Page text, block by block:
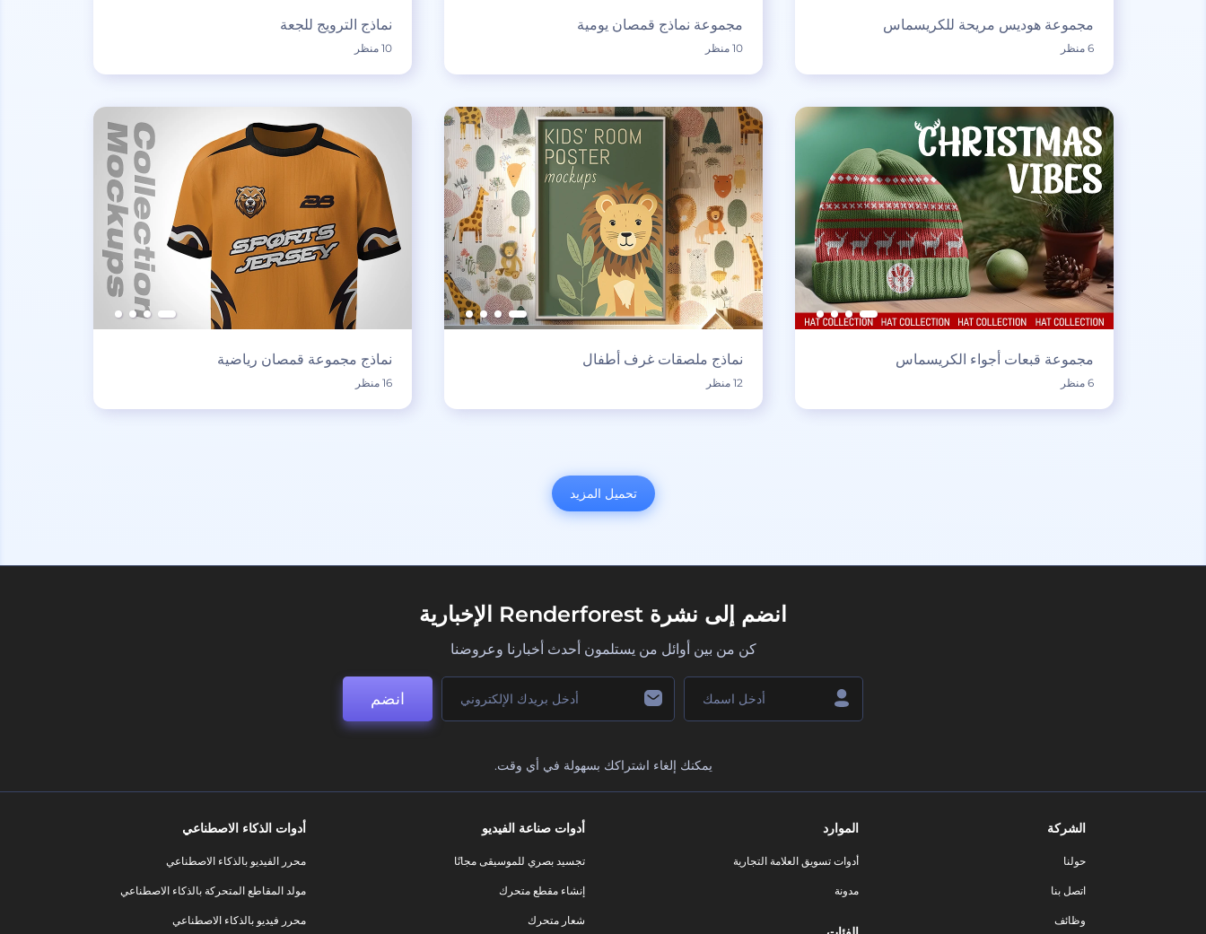
مجموعة هوديس مريحة للكريسماس
6 منظر
مجموعة نماذج قمصان يومية
10 منظر
نماذج الترويج للجعة
10 منظر
مجموعة قبعات أجواء الكريسماس
6 منظر
نماذج ملصقات غرف أطفال
12 منظر
نماذج مجموعة قمصان رياضية
16 منظر
تحميل المزيد
انضم إلى نشرة Renderforest الإخبارية
كن من بين أوائل من يستلمون أحدث أخبارنا وعروضنا
انضم
يمكنك إلغاء اشتراكك بسهولة في أي وقت.
الشركة
حولنا
اتصل بنا
وظائف
الموارد
أدوات تسويق العلامة التجارية
مدونة
أدوات صناعة الفيديو
تجسيد بصري للموسيقى مجانًا
إنشاء مقطع متحرك
شعار متحرك
أدوات الذكاء الاصطناعي
محرر الفيديو بالذكاء الاصطناعي
مولد المقاطع المتحركة بالذكاء الاصطناعي
محرر فيديو بالذكاء الاصطناعي